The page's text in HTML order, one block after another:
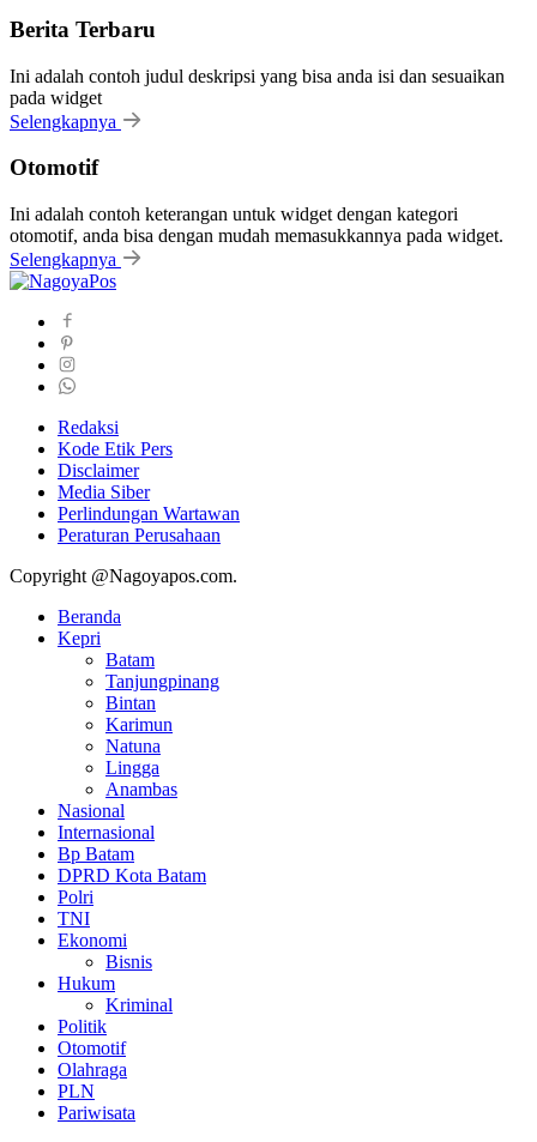
Berita Terbaru
Ini adalah contoh judul deskripsi yang bisa anda isi dan sesuaikan
pada widget
Selengkapnya
Otomotif
Ini adalah contoh keterangan untuk widget dengan kategori
otomotif, anda bisa dengan mudah memasukkannya pada widget.
Selengkapnya
Redaksi
Kode Etik Pers
Disclaimer
Media Siber
Perlindungan Wartawan
Peraturan Perusahaan
Copyright @Nagoyapos.com.
Beranda
Kepri
Batam
Tanjungpinang
Bintan
Karimun
Natuna
Lingga
Anambas
Nasional
Internasional
Bp Batam
DPRD Kota Batam
Polri
TNI
Ekonomi
Bisnis
Hukum
Kriminal
Politik
Otomotif
Olahraga
PLN
Pariwisata